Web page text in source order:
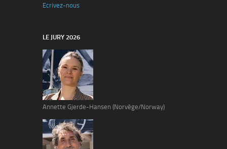
Ecrivez-nous
LE JURY 2026
Annette Gjerde-Hansen (Norvège/Norway)